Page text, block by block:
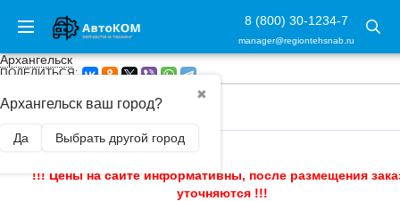
8 (800) 30-1234-7
manager@regiontehsnab.ru
Архангельск
✖
Архангельск ваш город?
Да Выбрать другой город
ПОДЕЛИТЬСЯ:
ГЛАВНАЯ / КУЗОВЩИНА
!!! Цены на сайте информативны, после размещения
уточняются !!!